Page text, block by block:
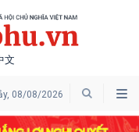
文
08/08/2026